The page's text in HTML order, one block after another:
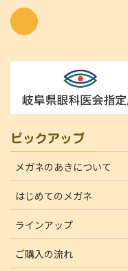
ピックアップ
メガネのあきについて
はじめてのメガネ
ラインアップ
ご購入の流れ